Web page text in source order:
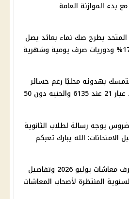
بدء الموازنة العامة
يطرح صك نماء بعائد يصل
بهدوئه محليًا رغم خسائر
الأوقية.. عيار 21 عند 6135 والجنيه دون 50
يوجه رسالة لطلاب الثانوية
الامتحانات: الله يبارك تعبكم
موعد صرف معاشات يوليو 2026 وتفاصيل
المنتظرة لأصحاب المعاشات